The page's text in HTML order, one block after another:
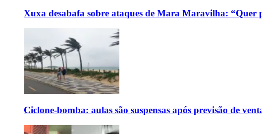
Xuxa desabafa sobre ataques de Mara Maravilha: “Quer
Ciclone-bomba: aulas são suspensas após previsão de